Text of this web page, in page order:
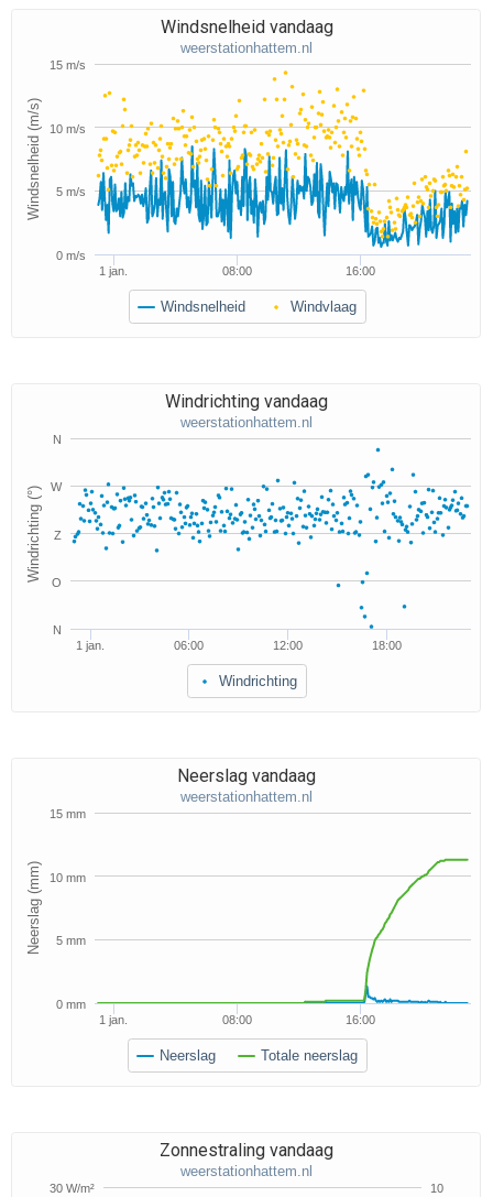
Windsnelheid (m/s)
Windsnelheid vandaag
weerstationhattem.nl
Windsnelheid Windvlaag
1 jan. 08:00 16:00
0 m/s
5 m/s
10 m/s
15 m/s
Windrichting (°)
Windrichting vandaag
weerstationhattem.nl
Windrichting
1 jan. 06:00 12:00 18:00
N
O
Z
W
N
Neerslag (mm)
Neerslag vandaag
weerstationhattem.nl
Neerslag Totale neerslag
1 jan. 08:00 16:00
0 mm
5 mm
10 mm
15 mm
Zonnestraling vandaag
weerstationhattem.nl
10
30 W/m²